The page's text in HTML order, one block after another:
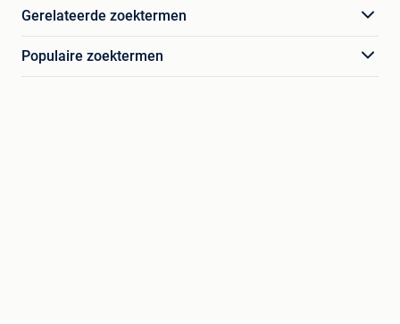
Gerelateerde zoektermen
Populaire zoektermen